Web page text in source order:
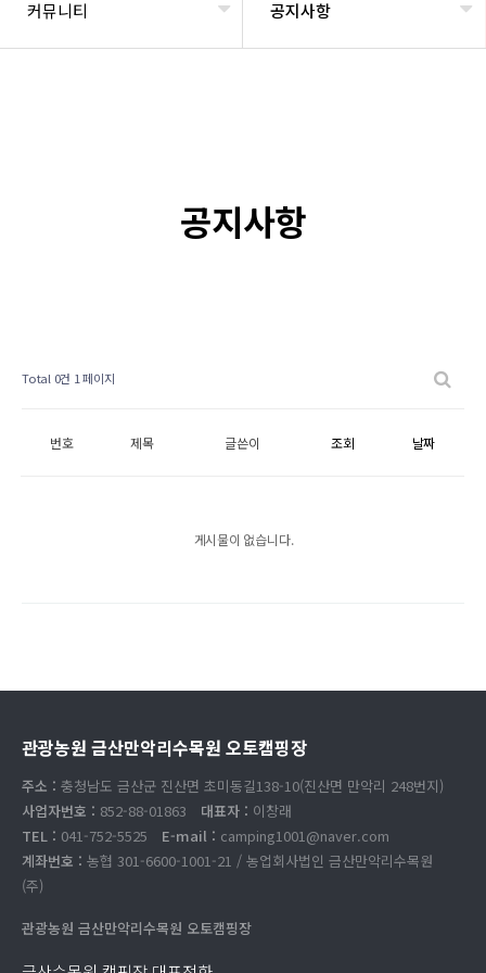
커뮤니티 공지사항
공지사항
Total 0건 1 페이지
번호 제목 글쓴이 조회 날짜
게시물이 없습니다.
관광농원 금산만악리수목원 오토캠핑장
주소 : 충청남도 금산군 진산면 초미동길138-10(진산면 만악리 248번지)
사업자번호 : 852-88-01863 대표자 : 이창래
TEL : 041-752-5525 E-mail : camping1001@naver.com
계좌번호 : 농협 301-6600-1001-21 / 농업회사법인 금산만악리수목원
(주)
관광농원 금산만악리수목원 오토캠핑장